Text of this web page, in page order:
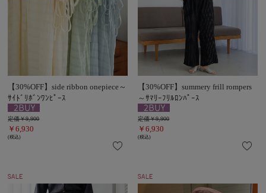
【30%OFF】side ribbon onepiece～
ｻｲﾄﾞﾘﾎﾞﾝﾜﾝﾋﾟｰｽ
定価￥9,900
￥6,930
(税込)
【30%OFF】summery frill rompers
～ｻﾏﾘｰﾌﾘﾙﾛﾝﾊﾟｰｽ
定価￥9,900
￥6,930
(税込)